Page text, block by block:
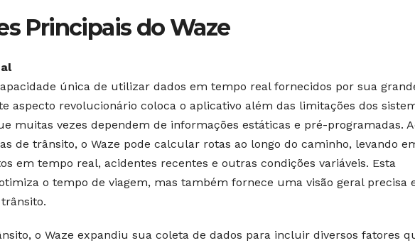
Principais do Waze
única de utilizar dados em tempo real fornecidos por sua
aspecto revolucionário coloca o aplicativo além das limitações dos
muitas vezes dependem de informações estáticas e pré-programadas.
de trânsito, o Waze pode calcular rotas ao longo do caminho, levando
em tempo real, acidentes recentes e outras condições variáveis. Esta
o tempo de viagem, mas também fornece uma visão geral precisa
o Waze expandiu sua coleta de dados para incluir diversos fatores